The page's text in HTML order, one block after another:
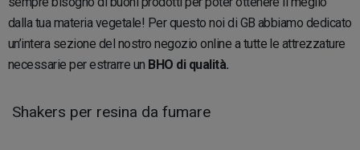
dalla tua materia vegetale! Per questo noi di GB abbiamo dedicato
un’intera sezione del nostro negozio online a tutte le attrezzature
necessarie per estrarre un BHO di qualità.
Shakers per resina da fumare